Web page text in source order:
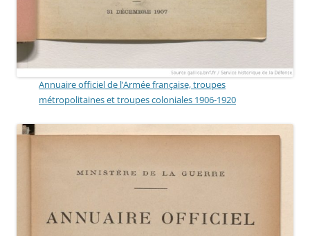
Annuaire officiel de l’Armée française, troupes
métropolitaines et troupes coloniales 1906-1920